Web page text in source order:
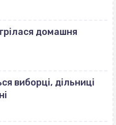
домашня
виборці, дільниці